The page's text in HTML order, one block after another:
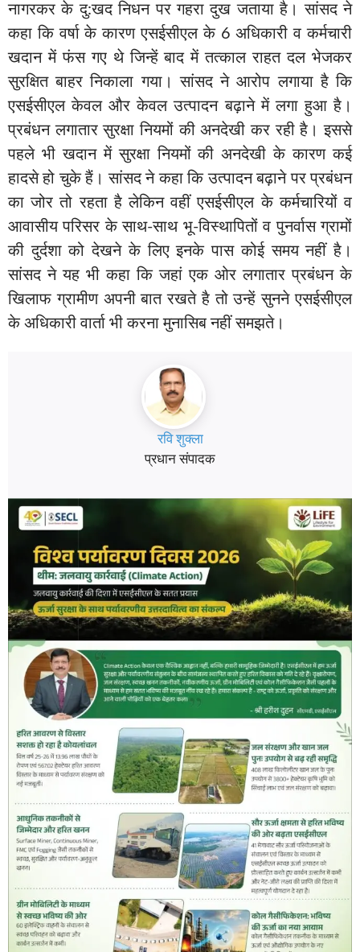
नागरकर के दु:खद निधन पर गहरा दुख जताया है। सांसद ने
कहा कि वर्षा के कारण एसईसीएल के 6 अधिकारी व कर्मचारी
खदान में फंस गए थे जिन्हें बाद में तत्काल राहत दल भेजकर
सुरक्षित बाहर निकाला गया। सांसद ने आरोप लगाया है कि
एसईसीएल केवल और केवल उत्पादन बढ़ाने में लगा हुआ है।
प्रबंधन लगातार सुरक्षा नियमों की अनदेखी कर रही है। इससे
पहले भी खदान में सुरक्षा नियमों की अनदेखी के कारण कई
हादसे हो चुके हैं। सांसद ने कहा कि उत्पादन बढ़ाने पर प्रबंधन
का जोर तो रहता है लेकिन वहीं एसईसीएल के कर्मचारियों व
आवासीय परिसर के साथ-साथ भू-विस्थापितों व पुनर्वास ग्रामों
की दुर्दशा को देखने के लिए इनके पास कोई समय नहीं है।
सांसद ने यह भी कहा कि जहां एक ओर लगातार प्रबंधन के
खिलाफ ग्रामीण अपनी बात रखते है तो उन्हें सुनने एसईसीएल
के अधिकारी वार्ता भी करना मुनासिब नहीं समझते।
रवि शुक्ला
प्रधान संपादक